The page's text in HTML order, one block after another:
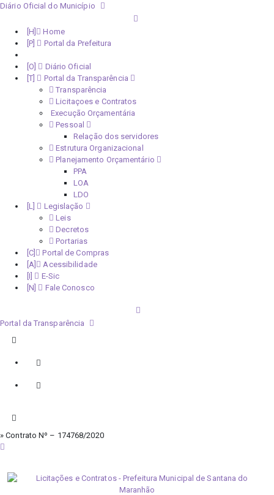
Diário Oficial do Município
Home
Portal da Prefeitura
Diário Oficial
Portal da Transparência
Transparência
Licitaçoes e Contratos
Execução Orçamentária
Pessoal
Relação dos servidores
Estrutura Organizacional
Planejamento Orçamentário
PPA
LOA
LDO
Legislação
Leis
Decretos
Portarias
Portal de Compras
Acessibilidade
E-Sic
Fale Conosco
Portal da Transparência
» Contrato Nº – 174768/2020